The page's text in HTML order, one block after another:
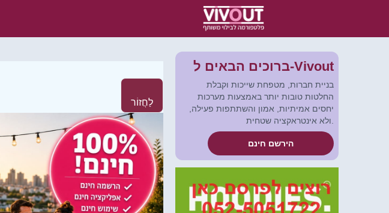
לַחֲזוֹר
ברוכים הבאים ל-Vivout
בניית חברות, מטפחת שייכות וקבלת
החלטות טובות יותר באמצעות מערכות
יחסים אמיתיות, אמון והשתתפות פעילה,
הירשם חינם